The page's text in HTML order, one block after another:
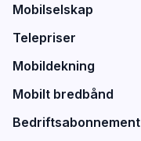
Mobilselskap
Telepriser
Mobildekning
Mobilt bredbånd
Bedriftsabonnement